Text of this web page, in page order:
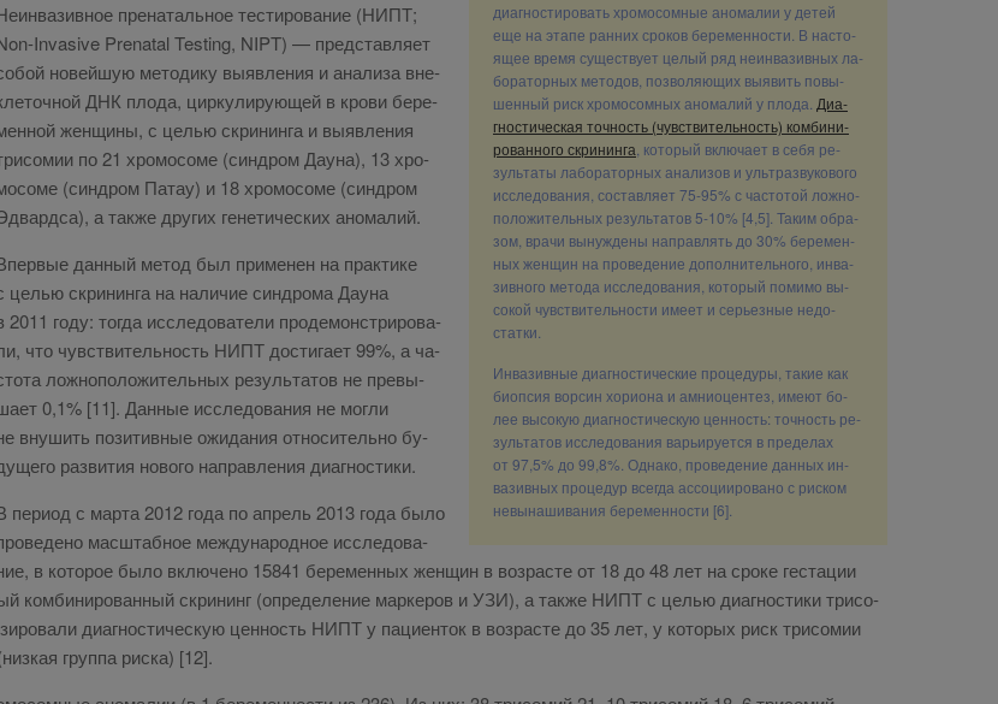
ди­а­гно­сти­ро­вать хро­мо­сом­ные ано­ма­лии у де­тей
еще на эта­пе ран­них сро­ков бе­ре­мен­но­сти. В на­сто­
я­щее вре­мя су­ще­ству­ет це­лый ряд неин­ва­зив­ных ла­
бо­ра­тор­ных ме­то­дов, поз­во­ля­ю­щих вы­явить по­вы­
шен­ный риск хро­мо­сом­ных ано­ма­лий у пло­да. Ди­а­
гно­сти­че­ская точ­ность (чув­стви­тель­ность) ком­би­ни­
ро­ван­но­го скри­нин­га , ко­то­рый вклю­ча­ет в се­бя ре­
зуль­та­ты ла­бо­ра­тор­ных ана­ли­зов и уль­тра­зву­ко­во­го
ис­сле­до­ва­ния, со­став­ля­ет 75-95% с ча­сто­той лож­но­
по­ло­жи­тель­ных ре­зуль­та­тов 5-10% [4,5]. Та­ким об­ра­
зом, вра­чи вы­нуж­де­ны на­прав­лять до 30% бе­ре­мен­
ных жен­щин на про­ве­де­ние до­пол­ни­тель­но­го, ин­ва­
зив­но­го ме­то­да ис­сле­до­ва­ния, ко­то­рый по­ми­мо вы­
со­кой чув­стви­тель­но­сти име­ет и се­рьез­ные недо­
стат­ки.
Ин­ва­зив­ные ди­а­гно­сти­че­ские про­це­ду­ры, та­кие как
биоп­сия вор­син хо­ри­о­на и ам­нио­цен­тез, име­ют бо­
лее вы­со­кую ди­а­гно­сти­че­скую цен­ность: точ­ность ре­
зуль­та­тов ис­сле­до­ва­ния ва­рьи­ру­ет­ся в пре­де­лах
от 97,5% до 99,8%. Од­на­ко, про­ве­де­ние дан­ных ин­
ва­зив­ных про­це­дур все­гда ас­со­ци­и­ро­ва­но с риском
невы­на­ши­ва­ния бе­ре­мен­но­сти [6].
пре­на­таль­ное те­сти­ро­ва­ние (НИПТ;
Invasive Prenatal Testing, NIPT) — пред­став­ля­ет
но­вей­шую ме­то­ди­ку вы­яв­ле­ния и ана­ли­за вне­
ДНК пло­да, цир­ку­ли­ру­ю­щей в кро­ви бе­ре­
жен­щи­ны, с це­лью скри­нин­га и вы­яв­ле­ния
по 21 хро­мо­со­ме (син­дром Да­у­на), 13 хро­
(син­дром Па­тау) и 18 хро­мо­со­ме (син­дром
а так­же дру­гих ге­не­ти­че­ских ано­ма­лий.
дан­ный ме­тод был при­ме­нен на прак­ти­ке
це­лью скри­нин­га на на­ли­чие син­дро­ма Да­у­на
2011 го­ду: то­гда ис­сле­до­ва­те­ли про­де­мон­стри­ро­ва­
что чув­стви­тель­ность НИПТ до­сти­га­ет 99%, а ча­
лож­но­по­ло­жи­тель­ных ре­зуль­та­тов не пре­вы­
0,1% [11]. Дан­ные ис­сле­до­ва­ния не мог­ли
вну­шить по­зи­тив­ные ожи­да­ния от­но­си­тель­но бу­
раз­ви­тия но­во­го на­прав­ле­ния ди­а­гно­сти­ки.
пе­ри­од с мар­та 2012 го­да по ап­рель 2013 го­да бы­ло
мас­штаб­ное меж­ду­на­род­ное ис­сле­до­ва­
в ко­то­рое бы­ло вклю­че­но 15841 бе­ре­мен­ных жен­щин в воз­расте от 18 до 48 лет на сро­ке ге­ста­ции
ком­би­ни­ро­ван­ный скри­нинг (опре­де­ле­ние мар­ке­ров и УЗИ), а так­же НИПТ с це­лью ди­а­гно­сти­ки три­со­
ди­а­гно­сти­че­скую цен­ность НИПТ у па­ци­ен­ток в воз­расте до 35 лет, у ко­то­рых риск три­со­мии
груп­па рис­ка) [12].